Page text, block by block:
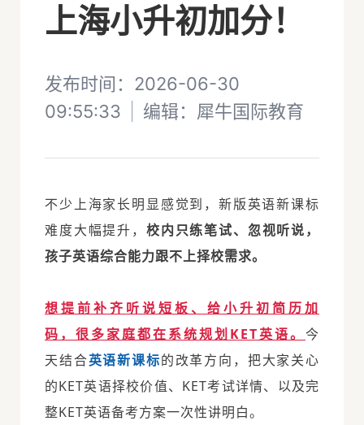
上海小升初加分！
发布时间：2026-06-30
09:55:33
编辑： 犀牛国际教育
不少上海家长明显感觉到，新版英语新课标
难度大幅提升， 校内只练笔试、忽视听说，
孩子英语综合能力跟不上择校需求。
想提前补齐听说短板、给小升初简历加
码，很多家庭都在系统规划KET英语。 今
天结合英语新课标的改革方向，把大家关心
的KET英语择校价值、 KET考试详情、以及完
整KET英语备考方案一次性讲明白。